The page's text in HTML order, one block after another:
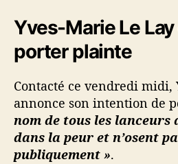
Yves-Marie Le
porter plainte
Contacté ce vendredi midi,
annonce son intention de
nom de tous les lanceurs
dans la peur et n’osent
publiquement ».